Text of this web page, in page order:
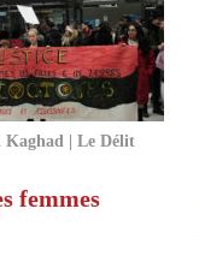
Kaghad | Le Délit
femmes